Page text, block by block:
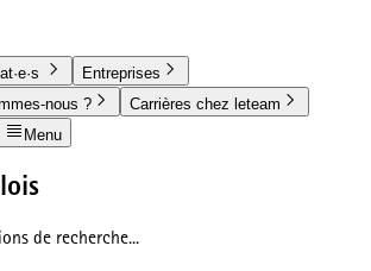
Entreprises
nous ?
Carrières chez leteam
Menu
de recherche...